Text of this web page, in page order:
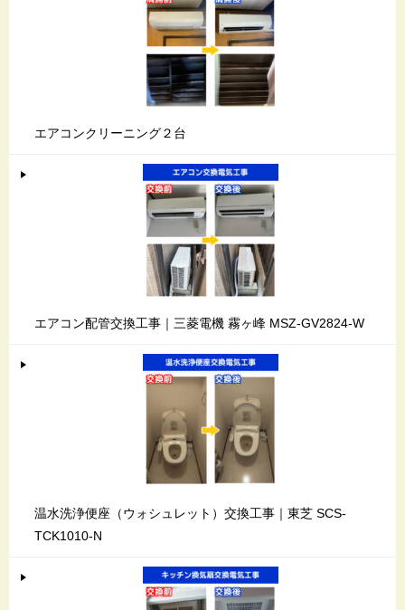
エアコンクリーニング２台
エアコン配管交換工事｜三菱電機 霧ヶ峰 MSZ-GV2824-W
温水洗浄便座（ウォシュレット）交換工事｜東芝 SCS-
TCK1010-N